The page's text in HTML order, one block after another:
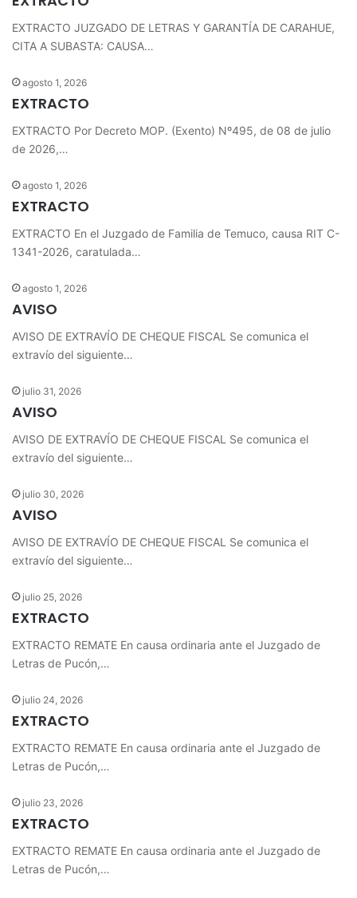
EXTRACTO JUZGADO DE LETRAS Y GARANTÍA DE CARAHUE,
CITA A SUBASTA: CAUSA…
agosto 1, 2026
EXTRACTO
EXTRACTO Por Decreto MOP. (Exento) Nº495, de 08 de julio
de 2026,…
agosto 1, 2026
EXTRACTO
EXTRACTO En el Juzgado de Familia de Temuco, causa RIT C-
1341-2026, caratulada…
agosto 1, 2026
AVISO
AVISO DE EXTRAVÍO DE CHEQUE FISCAL Se comunica el
extravío del siguiente…
julio 31, 2026
AVISO
AVISO DE EXTRAVÍO DE CHEQUE FISCAL Se comunica el
extravío del siguiente…
julio 30, 2026
AVISO
AVISO DE EXTRAVÍO DE CHEQUE FISCAL Se comunica el
extravío del siguiente…
julio 25, 2026
EXTRACTO
EXTRACTO REMATE En causa ordinaria ante el Juzgado de
Letras de Pucón,…
julio 24, 2026
EXTRACTO
EXTRACTO REMATE En causa ordinaria ante el Juzgado de
Letras de Pucón,…
julio 23, 2026
EXTRACTO
EXTRACTO REMATE En causa ordinaria ante el Juzgado de
Letras de Pucón,…